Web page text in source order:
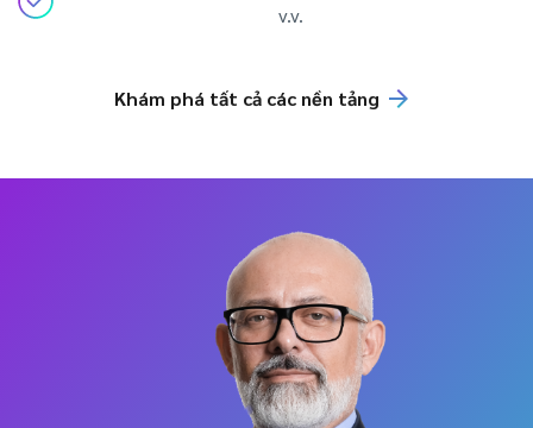
v.v.
Khám phá tất cả các nền tảng